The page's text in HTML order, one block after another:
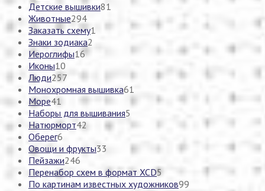
Детские вышивки81
Животные294
Заказать схему1
Знаки зодиака2
Иероглифы16
Иконы10
Люди257
Монохромная вышивка61
Море41
Наборы для вышивания5
Натюрморт42
Оберег6
Овощи и фрукты33
Пейзажи246
Перенабор схем в формат XCD5
По картинам известных художников99